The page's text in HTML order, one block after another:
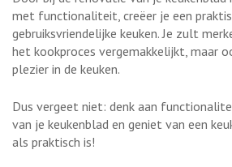
met functionaliteit, creëer je een
gebruiksvriendelijke keuken. Je zult
het kookproces vergemakkelijkt, maar
plezier in de keuken.
Dus vergeet niet: denk aan
van je keukenblad en geniet van een
als praktisch is!